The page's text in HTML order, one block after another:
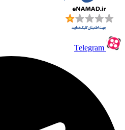
Telegram